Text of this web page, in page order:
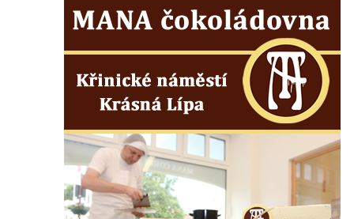
Sloup Panny Marie v Mostě
Chomutova
Sloup se sochou Krista v České Lípě
Sloup Nejsvětější trojice náměstí Tomáše
Garrigue Masaryka v České Lípě
Sloup Nejsvětější trojice v Teplicích
Sloup Panny Marie ve Vysokém nad